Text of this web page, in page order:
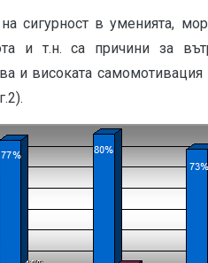
сигурност в уменията,
и т.н. са причини за
и високата